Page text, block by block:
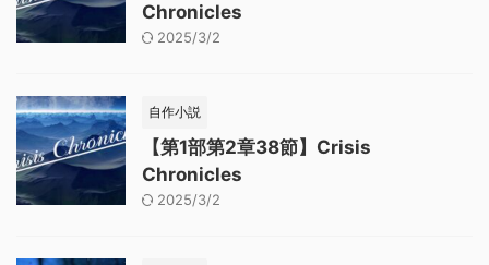
Chronicles
2025/3/2
自作小説
【第1部第2章38節】Crisis
Chronicles
2025/3/2